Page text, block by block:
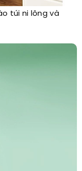
túi ni lông và